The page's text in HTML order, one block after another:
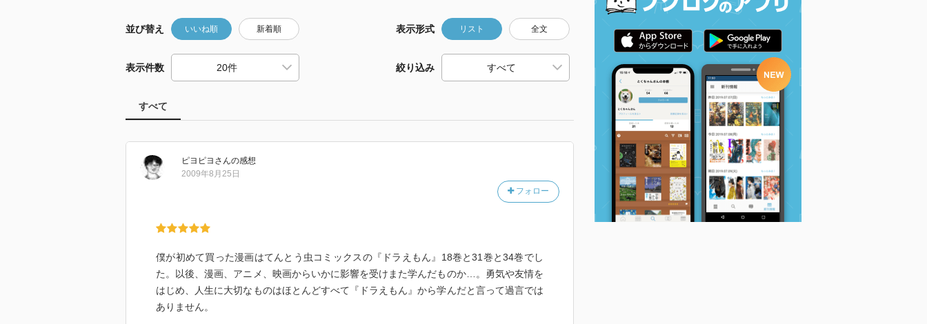
並び替え いいね順 新着順 表示形式 リスト 全文
表示件数 絞り込み
すべて
ピヨピヨ さんの感想
フォロー
2009年8月25日
僕が初めて買った漫画はてんとう虫コミックスの『ドラえもん』18巻と31巻と34巻でし
た。以後、漫画、アニメ、映画からいかに影響を受けまた学んだものか…。勇気や友情を
はじめ、人生に大切なものはほとんどすべて『ドラえもん』から学んだと言って過言では
ありません。